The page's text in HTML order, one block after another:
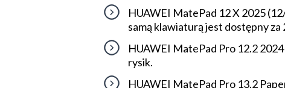
HUAWEI MatePad 12 X 2025
samą klawiaturą jest dostępny za
HUAWEI MatePad Pro 12.2
rysik.
HUAWEI MatePad Pro 13.2